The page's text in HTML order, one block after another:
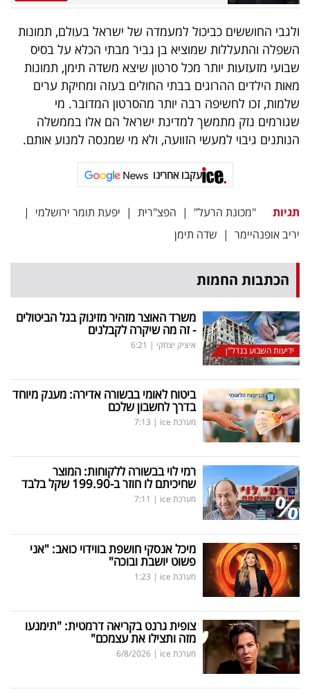
ולגבי החוששים כביכול למעמדה של ישראל בעולם, תמונות
השפלה והתעללות שמוציא בן גביר מבתי הכלא על בסיס
שבועי מזעזעות יותר מכל סרטון שיצא משדה תימן, תמונות
מאות הילדים ההרוגים בבתי החולים בעזה ומחיקת ערים
שלמות, זכו לחשיפה רבה יותר מהסרטון המדובר. מי
שגורמים נזק מתמשך למדינת ישראל הם אלו בממשלה
הנותנים גיבוי למעשי הזוועה, ולא מי שמנסה למנוע אותם.
עקבו אחרינו
תגיות "מכונת הרעל" | הפצ"רית | יפעת תומר ירושלמי |
יריב אופנהיימר | שדה תימן
הכתבות החמות
ידיעות השבוע בנדל"ן
משרד האוצר מזהיר מזינוק בגל הביטולים
- זה מה שיקרה לקבלנים
איציק יצחקי |
6:21
ביטוח לאומי בבשורה אדירה: מענק מיוחד
בדרך לחשבון שלכם
מערכת ice |
7:13
רמי לוי בבשורה ללקוחות: המוצר
שחיכיתם לו חוזר ב-199.90 שקל בלבד
מערכת ice |
7:11
מיכל אנסקי חושפת בווידוי כואב: "אני
פשוט יושבת ובוכה"
מערכת ice |
1:23
צופית גרנט בקריאה דרמטית: "תימנעו
מזה ותצילו את עצמכם"
מערכת ice |
6/8/2026